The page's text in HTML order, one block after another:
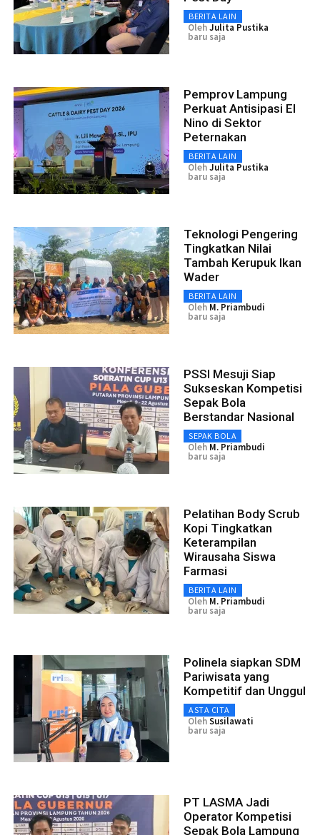
BERITA LAIN
OlehJulita Pustika
baru saja
Pemprov Lampung
Perkuat Antisipasi El
Nino di Sektor
Peternakan
BERITA LAIN
OlehJulita Pustika
baru saja
Teknologi Pengering
Tingkatkan Nilai
Tambah Kerupuk Ikan
Wader
BERITA LAIN
Oleh M. Priambudi
baru saja
PSSI Mesuji Siap
Sukseskan Kompetisi
Sepak Bola
Berstandar Nasional
SEPAK BOLA
Oleh M. Priambudi
baru saja
Pelatihan Body Scrub
Kopi Tingkatkan
Keterampilan
Wirausaha Siswa
Farmasi
BERITA LAIN
Oleh M. Priambudi
baru saja
Polinela siapkan SDM
Pariwisata yang
Kompetitif dan Unggul
ASTA CITA
OlehSusilawati
baru saja
PT LASMA Jadi
Operator Kompetisi
Sepak Bola Lampung